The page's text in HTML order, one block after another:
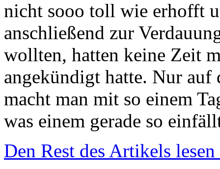
nicht sooo toll wie erhofft
anschließend zur
wollten, hatten keine Zeit
angekündigt hatte. Nur auf
macht man mit so einem
was einem gerade so
Den Rest des Artikels lesen